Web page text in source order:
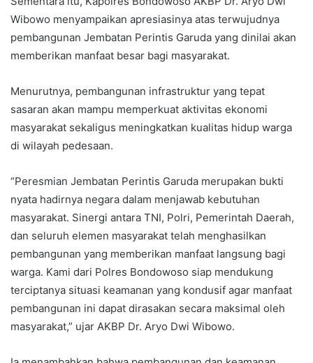
Wibowo menyampaikan apresiasinya atas terwujudnya
pembangunan Jembatan Perintis Garuda yang dinilai akan
memberikan manfaat besar bagi masyarakat.
Menurutnya, pembangunan infrastruktur yang tepat
sasaran akan mampu memperkuat aktivitas ekonomi
masyarakat sekaligus meningkatkan kualitas hidup warga
di wilayah pedesaan.
“Peresmian Jembatan Perintis Garuda merupakan bukti
nyata hadirnya negara dalam menjawab kebutuhan
masyarakat. Sinergi antara TNI, Polri, Pemerintah Daerah,
dan seluruh elemen masyarakat telah menghasilkan
pembangunan yang memberikan manfaat langsung bagi
warga. Kami dari Polres Bondowoso siap mendukung
terciptanya situasi keamanan yang kondusif agar manfaat
pembangunan ini dapat dirasakan secara maksimal oleh
masyarakat,” ujar AKBP Dr. Aryo Dwi Wibowo.